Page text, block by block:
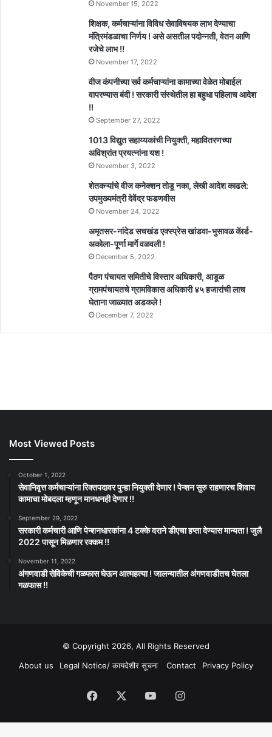
November 15, 2022
शिक्षक, कर्मचाऱ्यांना विविध सेवाविषयक लाभ देण्याचा
मंत्रिमंडळाचा निर्णय ! असे असतील पदोन्नती, वेतन आणि
रजेचे लाभ !!
November 17, 2022
वीज कंपनीच्या सर्व कर्मचाऱ्यांना कामाच्या वेळेत मोबाईल
वापरण्यास बंदी ! सरकारी संस्थेतील हा बहुधा पहिलाच आदेश
!!
September 27, 2022
1013 विद्युत सहाय्यकांची नियुक्ती, महावितरणच्या
अविश्रांत प्रयत्नांना यश !
November 3, 2022
शेतकऱ्यांचे वीज कनेक्शन तोडू नका, लेखी आदेश काढले:
उपमुख्यमंत्री देवेंद्र फडणवीस
November 24, 2022
अमृतसर-नांदेड सचखंड एक्स्प्रेस खांडवा-भुसावळ कॅार्ड-
अकोला-पूर्णा मार्गे वळवली !
December 5, 2022
पैठण पंचायत समितीचे विस्तार अधिकारी, आडूळ
ग्रामपंचायतचे ग्रामविकास अधिकारी ४५ हजारांची लाच
घेताना जाळ्यात अडकले !
December 7, 2022
Most Viewed Posts
October 1, 2022
सेवानिवृत्त कर्मचाऱ्यांना रिक्तपदावर पुन्हा नियुक्ती देणार ! पेन्शन सुरु राहणारच शिवाय
कामाचा मोबदला म्हणून मानधनही देणार !!
September 29, 2022
सरकारी कर्मचारी आणि पेन्शनधारकांना 4 टक्के दराने डीएचा हप्ता देण्यास मान्यता ! जुलै
2022 पासून मिळणार रक्कम !!
November 11, 2022
अंगणवाडी सेविकेची गळफास घेऊन आत्महत्या ! जालन्यातील अंगणवाडीतच घेतला
गळफास !!
© Copyright 2026, All Rights Reserved
About us
Legal Notice/ कायदेशीर सूचना Contact Privacy Policy
Facebook YouTubeInstagram